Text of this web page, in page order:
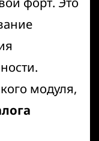
модуля,